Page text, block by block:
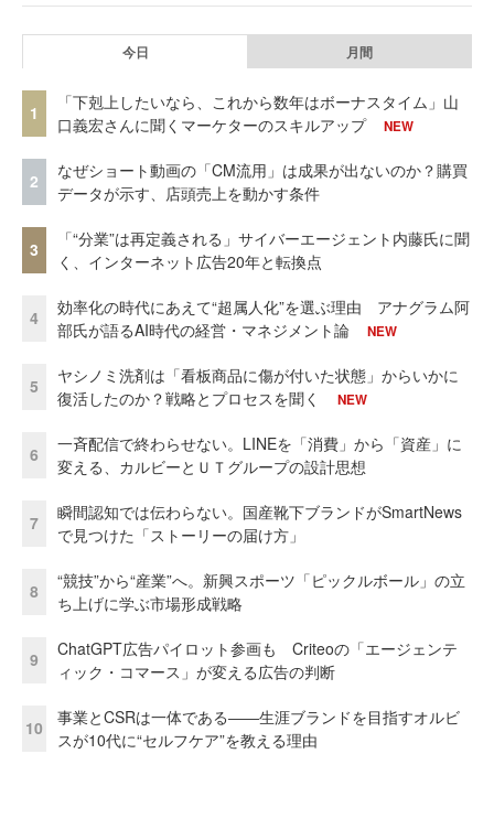
今日 月間
1
「下剋上したいなら、これから数年はボーナスタイム」山
口義宏さんに聞くマーケターのスキルアップ
NEW
2
なぜショート動画の「CM流用」は成果が出ないのか？購買
データが示す、店頭売上を動かす条件
3
「“分業”は再定義される」サイバーエージェント内藤氏に聞
く、インターネット広告20年と転換点
4
効率化の時代にあえて“超属人化”を選ぶ理由 アナグラム阿
部氏が語るAI時代の経営・マネジメント論
NEW
5
ヤシノミ洗剤は「看板商品に傷が付いた状態」からいかに
復活したのか？戦略とプロセスを聞く
NEW
6
一斉配信で終わらせない。LINEを「消費」から「資産」に
変える、カルビーとＵＴグループの設計思想
7
瞬間認知では伝わらない。国産靴下ブランドがSmartNews
で見つけた「ストーリーの届け方」
8
“競技”から“産業”へ。新興スポーツ「ピックルボール」の立
ち上げに学ぶ市場形成戦略
9
ChatGPT広告パイロット参画も Criteoの「エージェンテ
ィック・コマース」が変える広告の判断
10
事業とCSRは一体である――生涯ブランドを目指すオルビ
スが10代に“セルフケア”を教える理由